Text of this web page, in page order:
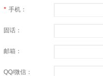
* 手机：
固话：
邮箱：
QQ/微信：